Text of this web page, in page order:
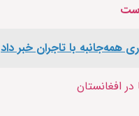
همه‌جانبه با تاجران خبر داد
افغانستان